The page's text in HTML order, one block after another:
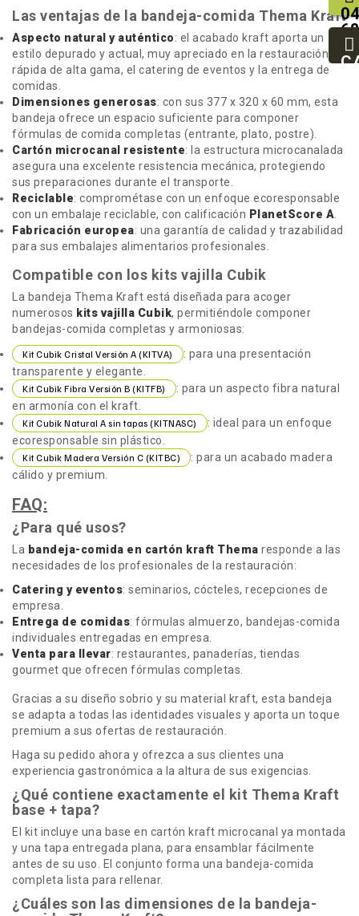
Las ventajas de la bandeja-comida Thema Kraft
Aspecto natural y auténtico: el acabado kraft aporta un
estilo depurado y actual, muy apreciado en la restauración
rápida de alta gama, el catering de eventos y la entrega de
comidas.
Dimensiones generosas: con sus 377 x 320 x 60 mm, esta
bandeja ofrece un espacio suficiente para componer
fórmulas de comida completas (entrante, plato, postre).
Cartón microcanal resistente: la estructura microcanalada
asegura una excelente resistencia mecánica, protegiendo
sus preparaciones durante el transporte.
Reciclable: comprométase con un enfoque ecoresponsable
con un embalaje reciclable, con calificación PlanetScore A.
Fabricación europea: una garantía de calidad y trazabilidad
para sus embalajes alimentarios profesionales.
Compatible con los kits vajilla Cubik
La bandeja Thema Kraft está diseñada para acoger
numerosos kits vajilla Cubik, permitiéndole componer
bandejas-comida completas y armoniosas:
Kit Cubik Cristal Versión A (KITVA)
: para una presentación
transparente y elegante.
Kit Cubik Fibra Versión B (KITFB)
: para un aspecto fibra natural
en armonía con el kraft.
Kit Cubik Natural A sin tapas (KITNASC)
: ideal para un enfoque
ecoresponsable sin plástico.
Kit Cubik Madera Versión C (KITBC)
: para un acabado madera
cálido y premium.
FAQ:
¿Para qué usos?
La bandeja-comida en cartón kraft Thema responde a las
necesidades de los profesionales de la restauración:
Catering y eventos: seminarios, cócteles, recepciones de
empresa.
Entrega de comidas: fórmulas almuerzo, bandejas-comida
individuales entregadas en empresa.
Venta para llevar: restaurantes, panaderías, tiendas
gourmet que ofrecen fórmulas completas.
Gracias a su diseño sobrio y su material kraft, esta bandeja
se adapta a todas las identidades visuales y aporta un toque
premium a sus ofertas de restauración.
Haga su pedido ahora y ofrezca a sus clientes una
experiencia gastronómica a la altura de sus exigencias.
¿Qué contiene exactamente el kit Thema Kraft
base + tapa?
El kit incluye una base en cartón kraft microcanal ya montada
y una tapa entregada plana, para ensamblar fácilmente
antes de su uso. El conjunto forma una bandeja-comida
completa lista para rellenar.
¿Cuáles son las dimensiones de la bandeja-
04
68
25
93